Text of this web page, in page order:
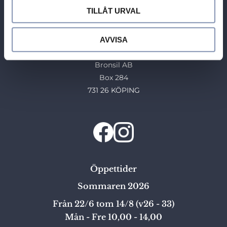
TILLÅT URVAL
AVVISA
Tel: 0221-40454
E-post: info@guldhuset.se
Leveransadress:
Bronsil AB
Box 284
731 26 KÖPING
Öppettider
Sommaren 2026
Från 22/6 tom 14/8 (v26 - 33)
Mån - Fre 10,00 - 14,00